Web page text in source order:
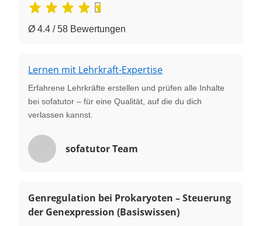
Ø 4.4 / 58 Bewertungen
Lernen mit Lehrkraft-Expertise
Erfahrene Lehrkräfte erstellen und prüfen alle Inhalte
bei sofatutor – für eine Qualität, auf die du dich
verlassen kannst.
sofatutor Team
Genregulation bei Prokaryoten – Steuerung
der Genexpression (Basiswissen)